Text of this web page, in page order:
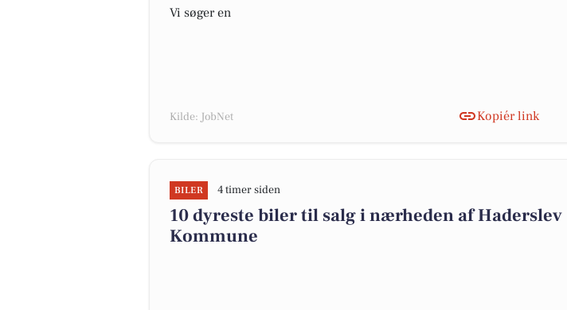
Vi søger en
Kilde: JobNet Kopiér link
BILER 4 timer siden
10 dyreste biler til salg i nærheden af Haderslev
Kommune